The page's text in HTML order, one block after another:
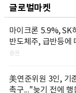
글로벌마켓
마이크론 5.9%, SK
반도체주, 급반등에
증권
美연준위원 3인, 기
촉구..."늦기 전에 행